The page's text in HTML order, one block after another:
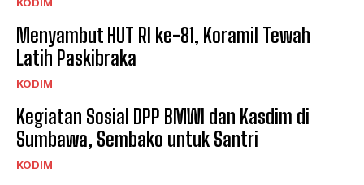
KODIM
Menyambut HUT RI ke-81, Koramil Tewah
Latih Paskibraka
KODIM
Kegiatan Sosial DPP BMWI dan Kasdim di
Sumbawa, Sembako untuk Santri
KODIM